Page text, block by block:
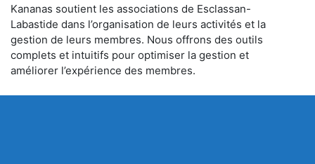
Kananas soutient les associations de Esclassan-
Labastide dans l’organisation de leurs activités et la
gestion de leurs membres. Nous offrons des outils
complets et intuitifs pour optimiser la gestion et
améliorer l’expérience des membres.